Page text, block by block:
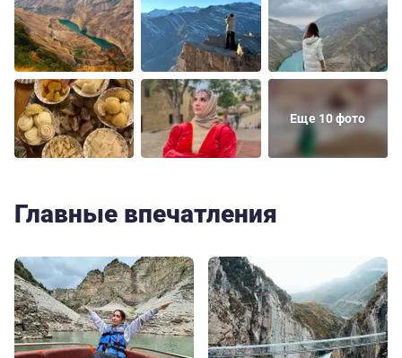
Еще 10 фото
Главные впечатления